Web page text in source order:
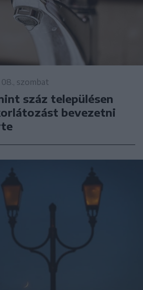
szombat
száz településen
bevezetni